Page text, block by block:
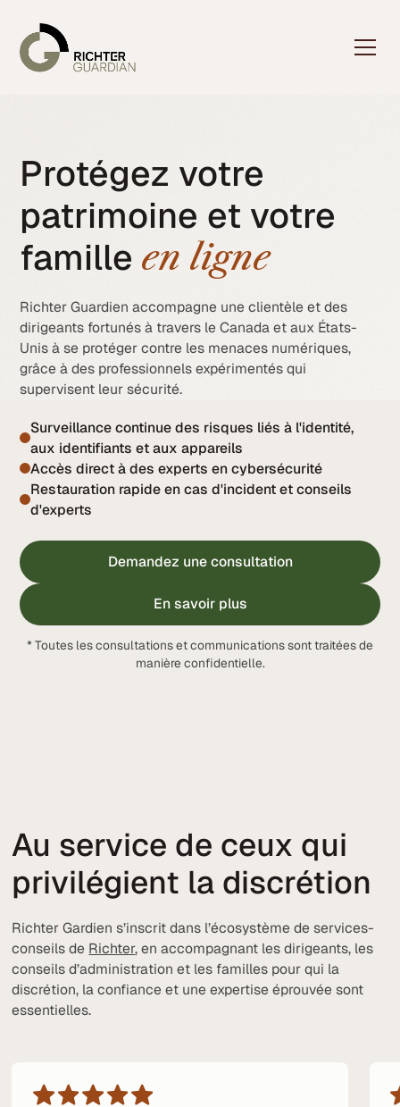
Protégez votre
patrimoine et votre
familleen ligne
Richter Guardien accompagne une clientèle et des
dirigeants fortunés à travers le Canada et aux États-
Unis à se protéger contre les menaces numériques,
grâce à des professionnels expérimentés qui
supervisent leur sécurité.
Surveillance continue des risques liés à l'identité,
aux identifiants et aux appareils
Accès direct à des experts en cybersécurité
Restauration rapide en cas d'incident et conseils
d'experts
Demandez une consultation
En savoir plus
* Toutes les consultations et communications sont traitées de
manière confidentielle.
Au service de ceux qui
privilégient la discrétion
Richter Gardien s’inscrit dans l’écosystème de services-
conseils de Richter, en accompagnant les dirigeants, les
conseils d’administration et les familles pour qui la
discrétion, la confiance et une expertise éprouvée sont
essentielles.